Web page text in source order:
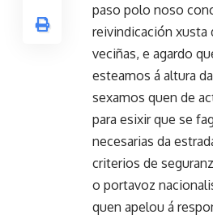
paso polo noso
reivindicación xusta
veciñas, e agardo
esteamos á altura
sexamos quen de
para esixir que se
necesarias da
criterios de
o portavoz
quen apelou á